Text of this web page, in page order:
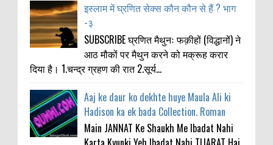
इस्लाम में घ्रणित सेक्स कौन कौन से हैं ? भाग
-३
SUBSCRIBE घ्रणित मैथुनः फक़ीहों (विद्धानों) ने
आठ मौकों पर मैथुन करने को मक्रूह करार
दिया है। 1.चन्द्र ग्रहण की रात 2.सूर्य...
Aaj ke daur ko dekhte huye Maula Ali ki
Hadison ka ek bada Collection. Roman
Main JANNAT Ke Shaukh Me Ibadat Nahi